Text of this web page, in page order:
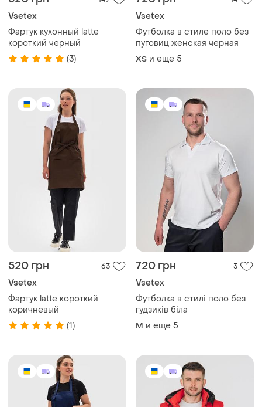
Vsetex
Фартук кухонный latte
короткий черный
(3)
Vsetex
Футболка в стиле поло без
пуговиц женская черная
ХS и еще 5
520 грн 63
Vsetex
Фартук latte короткий
коричневый
(1)
720 грн 3
Vsetex
Футболка в стилі поло без
гудзиків біла
M и еще 5